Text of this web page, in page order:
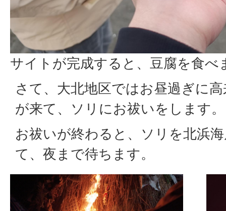
サイトが完成すると、豆腐を食べ
さて、大北地区ではお昼過ぎに
が来て、ソリにお祓いをします。
お祓いが終わると、ソリを北浜
て、夜まで待ちます。